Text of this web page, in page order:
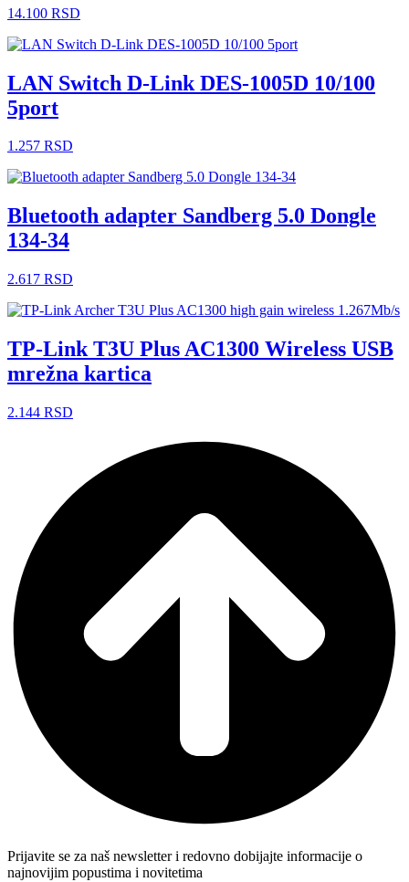
14.100 RSD
LAN Switch D-Link DES-1005D 10/100
5port
1.257 RSD
Bluetooth adapter Sandberg 5.0 Dongle
134-34
2.617 RSD
TP-Link T3U Plus AC1300 Wireless USB
mrežna kartica
2.144 RSD
Prijavite se za naš newsletter i redovno dobijajte informacije o
najnovijim popustima i novitetima